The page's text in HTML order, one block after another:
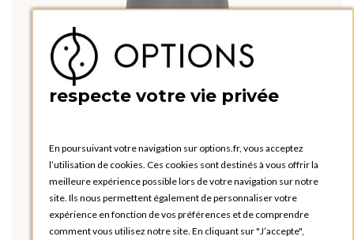
respecte votre vie privée
En poursuivant votre navigation sur options.fr, vous acceptez
l’utilisation de cookies. Ces cookies sont destinés à vous offrir la
meilleure expérience possible lors de votre navigation sur notre
site. Ils nous permettent également de personnaliser votre
expérience en fonction de vos préférences et de comprendre
comment vous utilisez notre site. En cliquant sur "J’accepte",